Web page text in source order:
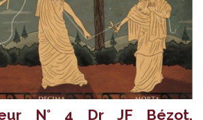
N° 4 Dr JF Bézot,